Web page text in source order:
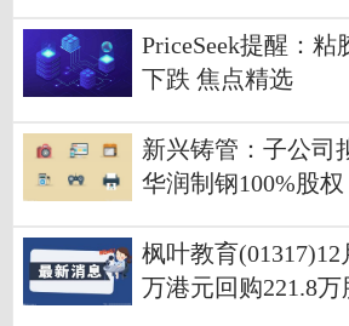
PriceSeek提醒：
下跌 焦点精选
新兴铸管：子公司
华润制钢100%股权
枫叶教育(01317)12
万港元回购221.8